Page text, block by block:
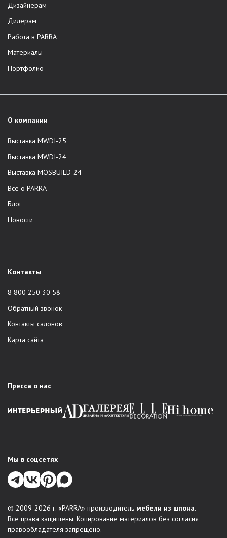
Дизайнерам
Дилерам
Работа в PARRA
Материалы
Портфолио
О компании
Выставка MWDI-25
Выставка MWDI-24
Выставка MOSBUILD-24
Всё о PARRA
Блог
Новости
Контакты
8 800 250 30 58
Обратный звонок
Контакты салонов
Карта сайта
Пресса о нас
Мы в соцсетях
© 2009-2026 г. «PARRA» производитель мебели из шпона.
Все права защищены. Копирование материалов без согласия
правообладателя запрещено.